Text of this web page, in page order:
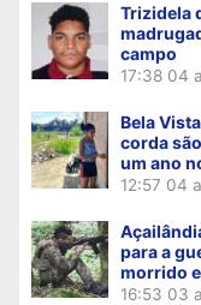
Trizidela
campo
17:38 04
Bela
corda
um ano
12:57 04
para a
morrido
16:53 03